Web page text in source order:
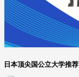
日本顶尖国公立大学推荐